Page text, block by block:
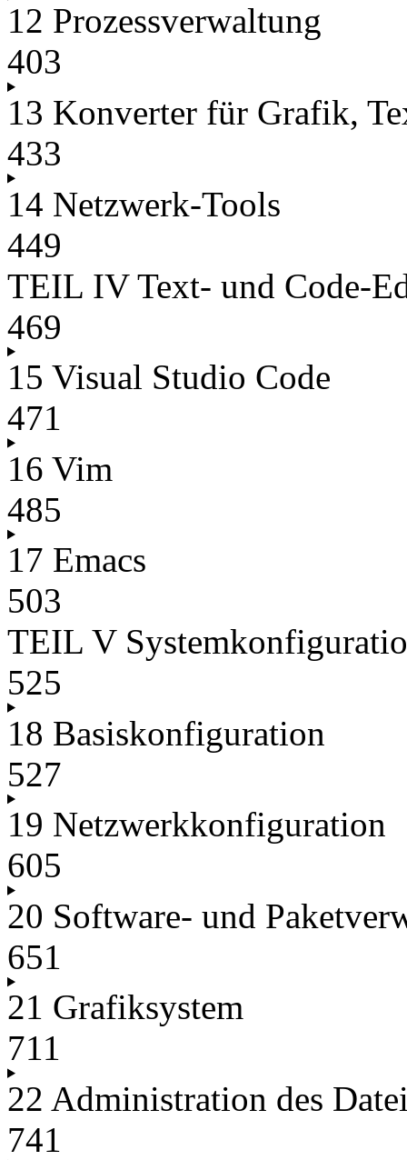
12 Prozessverwaltung
403
13 Konverter für Grafik,
433
14 Netzwerk-Tools
449
TEIL IV Text- und Code-
469
15 Visual Studio Code
471
16 Vim
485
17 Emacs
503
TEIL V
525
18 Basiskonfiguration
527
19 Netzwerkkonfiguration
605
20 Software- und
651
21 Grafiksystem
711
22 Administration des
741